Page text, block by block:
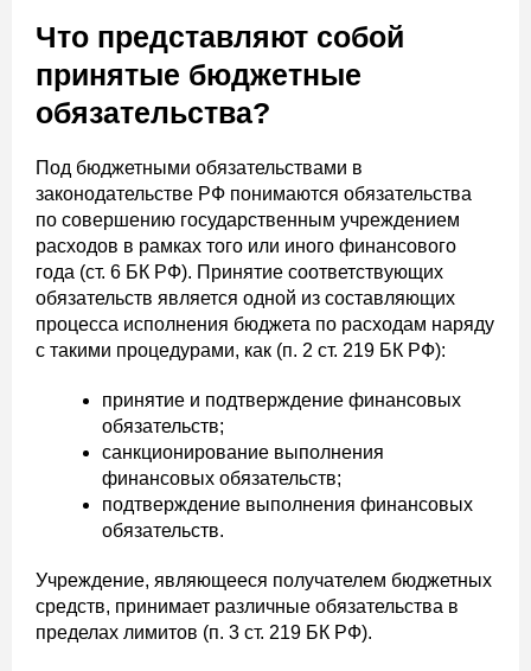
Что представляют собой
принятые бюджетные
обязательства?
Под бюджетными обязательствами в
законодательстве РФ понимаются обязательства
по совершению государственным учреждением
расходов в рамках того или иного финансового
года (ст. 6 БК РФ). Принятие соответствующих
обязательств является одной из составляющих
процесса исполнения бюджета по расходам наряду
с такими процедурами, как (п. 2 ст. 219 БК РФ):
принятие и подтверждение финансовых
обязательств;
санкционирование выполнения
финансовых обязательств;
подтверждение выполнения финансовых
обязательств.
Учреждение, являющееся получателем бюджетных
средств, принимает различные обязательства в
пределах лимитов (п. 3 ст. 219 БК РФ).